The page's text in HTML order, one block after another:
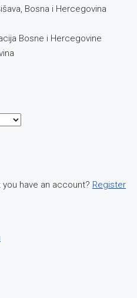
Bosna i Hercegovina
Bosne i Hercegovine
you have an account? Register